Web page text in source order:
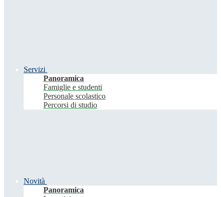
Servizi
Panoramica
Famiglie e studenti
Personale scolastico
Percorsi di studio
Novità
Panoramica